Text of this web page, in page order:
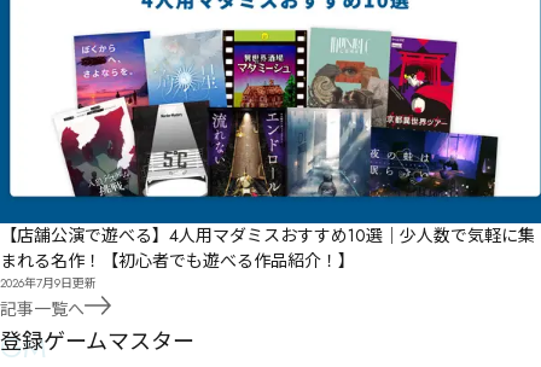
【店舗公演で遊べる】4人用マダミスおすすめ10選｜少人数で気軽に集
まれる名作！【初心者でも遊べる作品紹介！】
2026年7月9日更新
記事一覧へ
GM
登録ゲームマスター